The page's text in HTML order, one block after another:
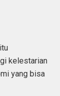
kelestarian
yang bisa